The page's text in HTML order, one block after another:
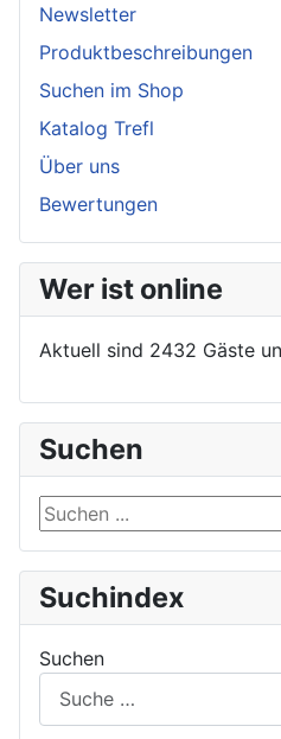
Newsletter
Produktbeschreibungen
Suchen im Shop
Katalog Trefl
Über uns
Bewertungen
Wer ist online
Aktuell sind 2432 Gäste
Suchen
Suchen ...
Suchindex
Suchen